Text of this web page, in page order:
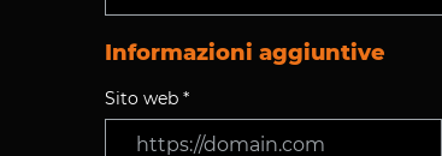
Informazioni aggiuntive
Sito web *